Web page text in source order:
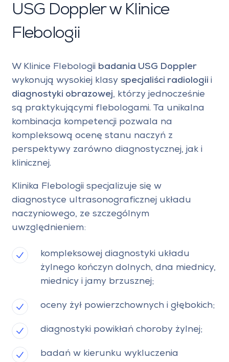
USG Doppler w Klinice
Flebologii
W Klinice Flebologii badania USG Doppler
wykonują wysokiej klasy specjaliści radiologii i
diagnostyki obrazowej, którzy jednocześnie
są praktykującymi flebologami. Ta unikalna
kombinacja kompetencji pozwala na
kompleksową ocenę stanu naczyń z
perspektywy zarówno diagnostycznej, jak i
klinicznej.
Klinika Flebologii specjalizuje się w
diagnostyce ultrasonograficznej układu
naczyniowego, ze szczególnym
uwzględnieniem:
kompleksowej diagnostyki układu
żylnego kończyn dolnych, dna miednicy,
miednicy i jamy brzusznej;
oceny żył powierzchownych i głębokich;
diagnostyki powikłań choroby żylnej;
badań w kierunku wykluczenia